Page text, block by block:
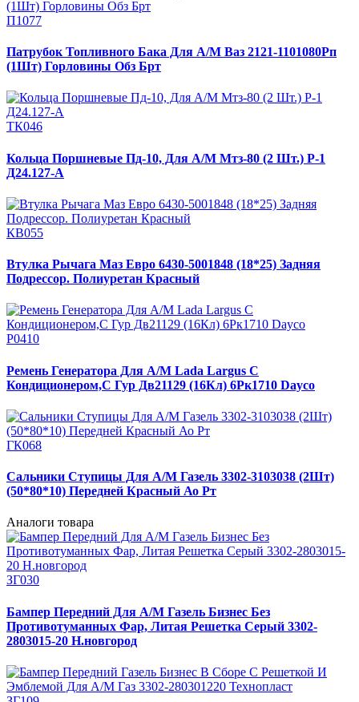
П1077
Патрубок Топливного Бака Для А/М Ваз 2121-1101080Рп
(1Шт) Горловины Обз Брт
ТК046
Кольца Поршневые Пд-10, Для А/М Мтз-80 (2 Шт.) Р-1
Д24.127-А
КВ055
Втулка Рычага Маз Евро 6430-5001848 (18*25) Задняя
Подрессор. Полиуретан Красный
Р0410
Ремень Генератора Для А/М Lada Largus С
Кондиционером,С Гур Дв21129 (16Кл) 6Рк1710 Dayco
ГК068
Сальники Ступицы Для А/М Газель 3302-3103038 (2Шт)
(50*80*10) Передней Красный Ао Рт
Аналоги товара
ЗГ030
Бампер Передний Для А/М Газель Бизнес Без
Противотуманных Фар, Литая Решетка Серый 3302-
2803015-20 Н.новгород